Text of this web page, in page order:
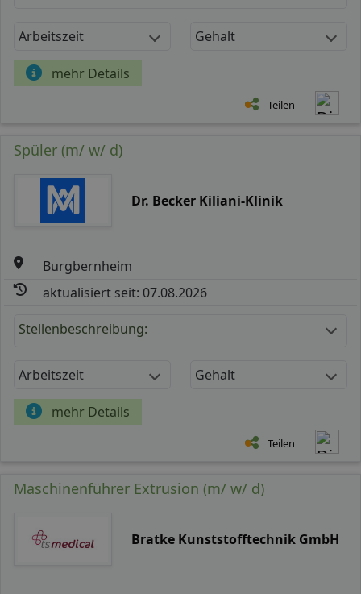
Arbeitszeit Gehalt
mehr Details
Teilen
Spüler (m/ w/ d)
Dr. Becker Kiliani-Klinik
Burgbernheim
aktualisiert seit: 07.08.2026
Stellenbeschreibung:
Arbeitszeit Gehalt
mehr Details
Teilen
Maschinenführer Extrusion (m/ w/ d)
Bratke Kunststofftechnik GmbH